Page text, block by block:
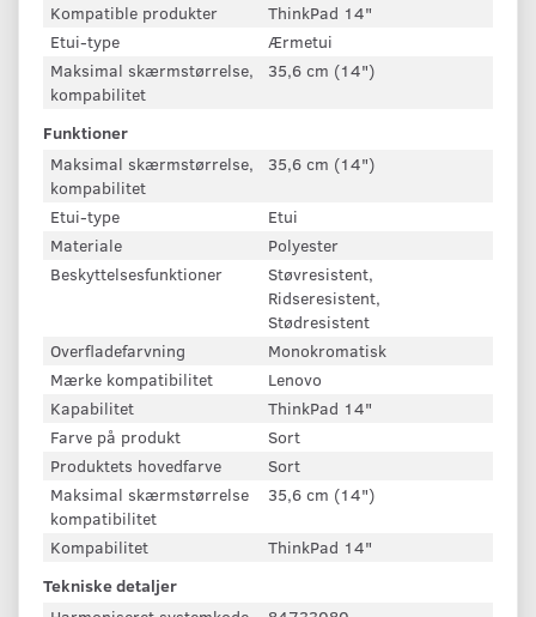
Kompatible produkter
ThinkPad 14"
Etui-type
Ærmetui
Maksimal skærmstørrelse,
kompabilitet
35,6 cm (14")
Funktioner
Maksimal skærmstørrelse,
kompabilitet
35,6 cm (14")
Etui-type
Etui
Materiale
Polyester
Beskyttelsesfunktioner
Støvresistent,
Ridseresistent,
Stødresistent
Overfladefarvning
Monokromatisk
Mærke kompatibilitet
Lenovo
Kapabilitet
ThinkPad 14"
Farve på produkt
Sort
Produktets hovedfarve
Sort
Maksimal skærmstørrelse
kompatibilitet
35,6 cm (14")
Kompabilitet
ThinkPad 14"
Tekniske detaljer